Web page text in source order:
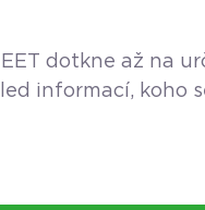
EET dotkne až na
informací, koho